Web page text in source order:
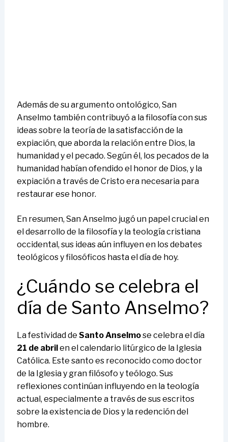
Además de su argumento ontológico, San
Anselmo también contribuyó a la filosofía con sus
ideas sobre la teoría de la satisfacción de la
expiación, que aborda la relación entre Dios, la
humanidad y el pecado. Según él, los pecados de la
humanidad habían ofendido el honor de Dios, y la
expiación a través de Cristo era necesaria para
restaurar ese honor.
En resumen, San Anselmo jugó un papel crucial en
el desarrollo de la filosofía y la teología cristiana
occidental, sus ideas aún influyen en los debates
teológicos y filosóficos hasta el día de hoy.
¿Cuándo se celebra el
día de Santo Anselmo?
La festividad de Santo Anselmose celebra el día
21 de abril en el calendario litúrgico de la Iglesia
Católica. Este santo es reconocido como doctor
de la Iglesia y gran filósofo y teólogo. Sus
reflexiones continúan influyendo en la teología
actual, especialmente a través de sus escritos
sobre la existencia de Dios y la redención del
hombre.